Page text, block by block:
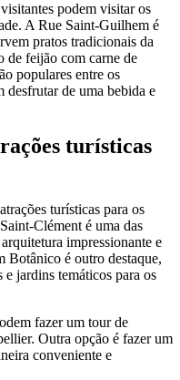
podem visitar os
A Rue Saint-Guilhem é
pratos tradicionais da
de feijão com carne de
populares entre os
desfrutar de uma bebida e
turísticas
turísticas para os
Clément é uma das
impressionante e
Botânico é outro destaque,
jardins temáticos para os
fazer um tour de
Outra opção é fazer um
conveniente e